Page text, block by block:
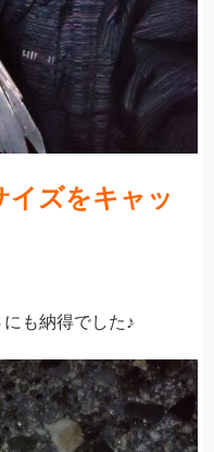
イズをキャッ
も納得でした♪